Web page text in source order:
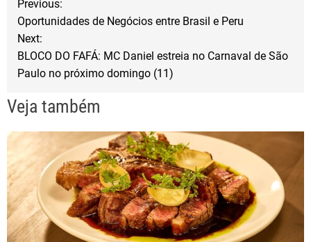
o
k
r
e
g
a
ç
ã
Previous:
Oportunidades de Negócios entre Brasil e Peru
Next:
BLOCO DO FAFÁ: MC Daniel estreia no Carnaval de São
Paulo no próximo domingo (11)
Veja também